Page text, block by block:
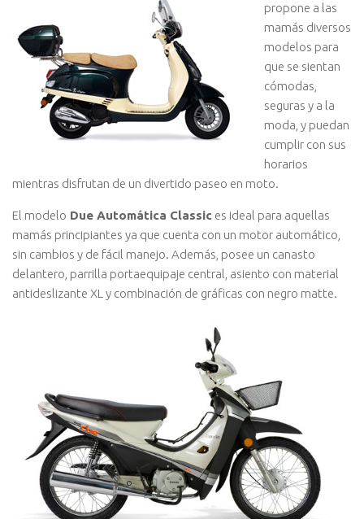
propone a las
mamás diversos
modelos para
que se sientan
cómodas,
seguras y a la
moda, y puedan
cumplir con sus
horarios
mientras disfrutan de un divertido paseo en moto.
El modelo Due Automática Classic es ideal para aquellas
mamás principiantes ya que cuenta con un motor automático,
sin cambios y de fácil manejo. Además, posee un canasto
delantero, parrilla portaequipaje central, asiento con material
antideslizante XL y combinación de gráficas con negro matte.